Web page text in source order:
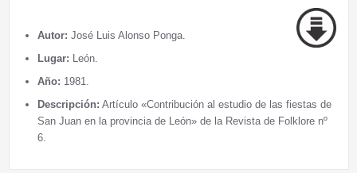
Autor: José Luis Alonso Ponga.
Lugar: León.
Año: 1981.
Descripción: Artículo «Contribución al estudio de las fiestas de
San Juan en la provincia de León» de la Revista de Folklore nº
6.